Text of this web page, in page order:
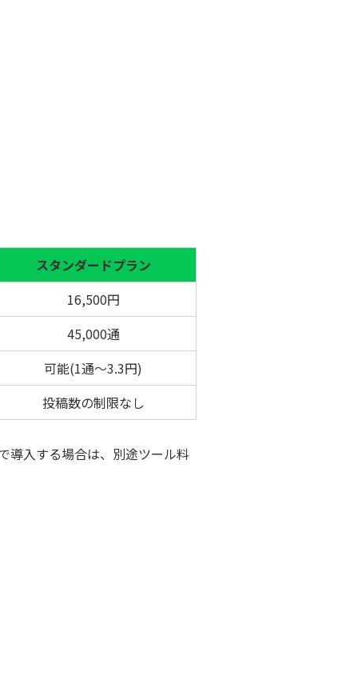
スタンダードプラン
16,500円
45,000通
可能(1通～3.3円)
投稿数の制限なし
導入する場合は、別途ツール料